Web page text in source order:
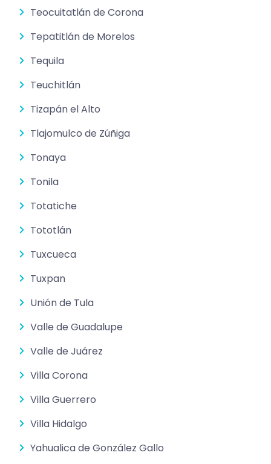
Teocuitatlán de Corona
Tepatitlán de Morelos
Tequila
Teuchitlán
Tizapán el Alto
Tlajomulco de Zúñiga
Tonaya
Tonila
Totatiche
Tototlán
Tuxcueca
Tuxpan
Unión de Tula
Valle de Guadalupe
Valle de Juárez
Villa Corona
Villa Guerrero
Villa Hidalgo
Yahualica de González Gallo